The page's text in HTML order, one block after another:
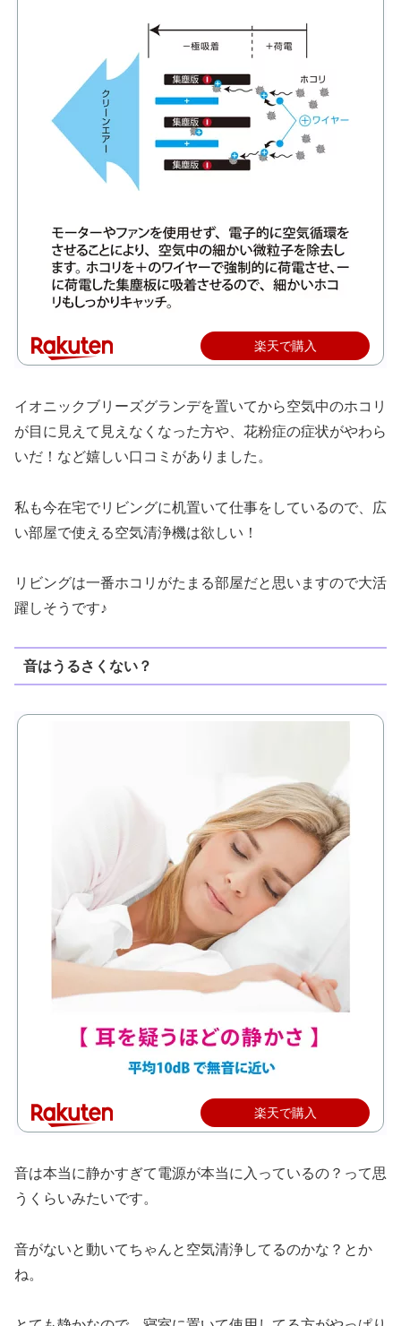
楽天で購入
イオニックブリーズグランデを置いてから空気中のホコリ
が目に見えて見えなくなった方や、花粉症の症状がやわら
いだ！など嬉しい口コミがありました。
私も今在宅でリビングに机置いて仕事をしているので、広
い部屋で使える空気清浄機は欲しい！
リビングは一番ホコリがたまる部屋だと思いますので大活
躍しそうです♪
音はうるさくない？
楽天で購入
音は本当に静かすぎて電源が本当に入っているの？って思
うくらいみたいです。
音がないと動いてちゃんと空気清浄してるのかな？とか
ね。